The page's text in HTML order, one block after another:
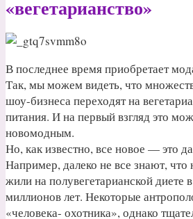
«вегетарианство»
В последнее время приобретает
Так, мы можем видеть, что
шоу-бизнеса переходят на
питания. И на первый взгляд это
новомодным.
Но, как известно, все новое — это
Например, далеко не все знают,
жили на полувегетарианской диете
миллионов лет. Некоторые
«человека- охотника», однако